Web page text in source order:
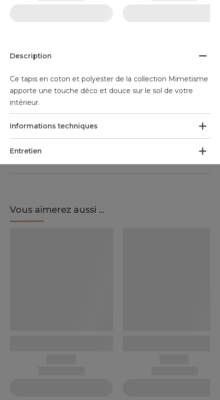
Description
Ce tapis en coton et polyester de la collection Mimetisme
apporte une touche déco et douce sur le sol de votre
intérieur.
Informations techniques
Entretien
Vous aimerez aussi ...